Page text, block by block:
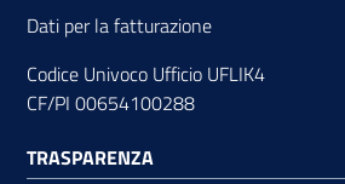
Contatti
Dati per la fatturazione
Codice Univoco Ufficio UFLIK4
CF/PI 00654100288
TRASPARENZA